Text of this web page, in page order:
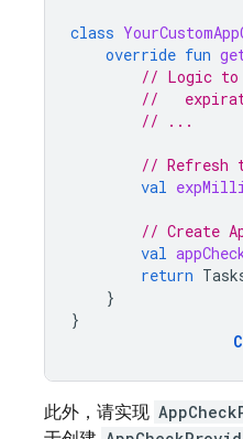
class
override fun
// Logic to
//
// ...
// Refresh
val
// Create
val
return
}
}
此外，请实现